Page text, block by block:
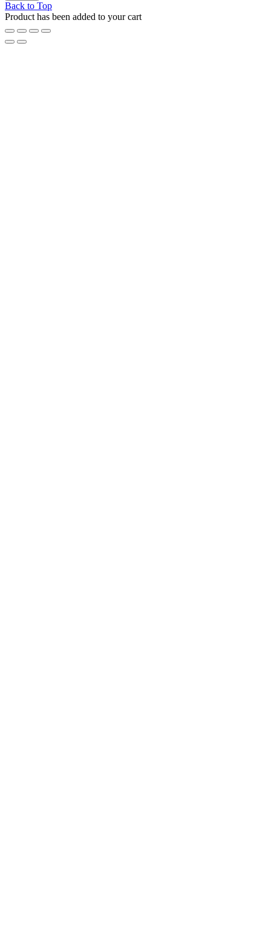
Back to Top
Product has been added to your cart